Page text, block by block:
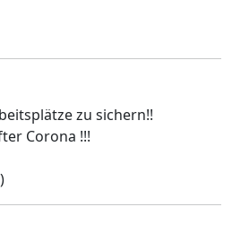
zu sichern!!
Corona !!!